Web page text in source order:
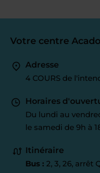
Votre centre
Adresse
4 COURS de
Horaires
Du lundi au
le samedi de 9h à
Itinéraire
Bus : 2, 3, 26, arrêt